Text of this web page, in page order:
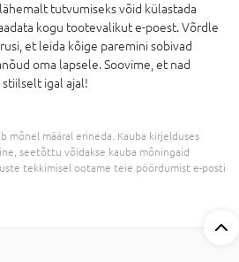
tutvumiseks võid külastada
kogu tootevalikut e-poest. Võrdle
et leida kõige paremini sobivad
oma lapsele. Soovime, et nad
igal ajal!
mõnel määral erineda. Kauba kirjelduses
seetõttu võidakse kauba mõningaid
tekkimisel ootame teie pöördumist e-posti